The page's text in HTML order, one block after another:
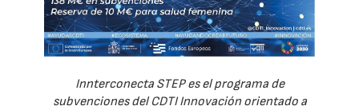
Innterconecta STEP es el programa de
subvenciones del CDTI Innovación orientado a